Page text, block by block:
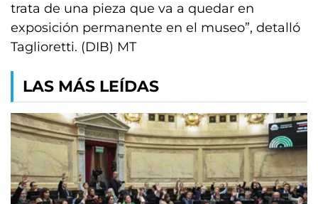
trata de una pieza que va a quedar en
exposición permanente en el museo”, detalló
Taglioretti. (DIB) MT
LAS MÁS LEÍDAS